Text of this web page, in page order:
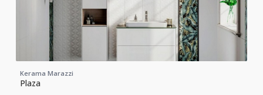
Kerama Marazzi
Plaza